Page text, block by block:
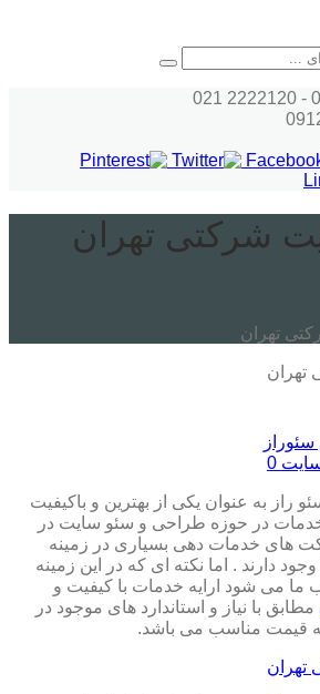
شرکتی تهران
تهران
به عنوان یکی از بهترین و باکیفیت
در حوزه طراحی و سئو سایت در
های خدمات دهی بسیاری در زمینه
وجود دارند . اما نکته ای که در این زمینه
ما می شود ارایه خدمات با کیفیت و
مطابق با نیاز و استاندارد های موجود در
قیمت مناسب می باشد.